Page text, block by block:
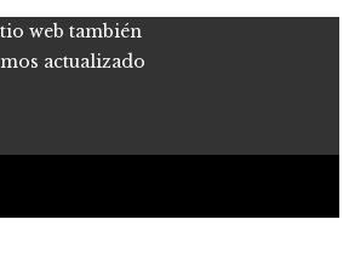
web también
actualizado